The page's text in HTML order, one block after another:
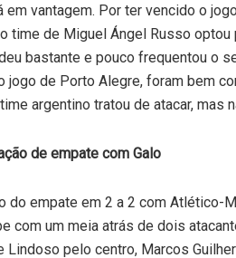
em vantagem. Por ter vencido o
de Miguel Ángel Russo optou
bastante e pouco frequentou o
jogo de Porto Alegre, foram bem
argentino tratou de atacar, mas
de empate com Galo
do empate em 2 a 2 com Atlético-
com um meia atrás de dois
pelo centro, Marcos